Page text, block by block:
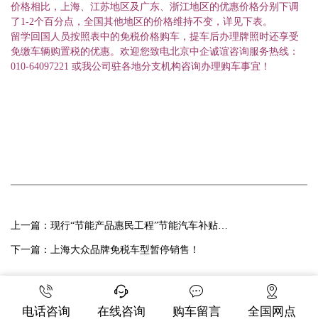
价格相比，上海、江苏地区及广东、浙江地区的优惠价格分别下调
了 1-2个百分点，全国其他地区的价格维持不变，详见下表。
留学回国人员按照表中的免税价格购车，提车后办理牌照时还享受
免缴车辆购置税的优惠。欢迎您致电北京中企诚谊咨询服务热线：
010-64097221 或我公司驻各地分支机构咨询办理购车事宜！
上一篇： 现行“节能产品惠民工程”节能汽车补贴已结束
下一篇： 上海大众品牌免税车型暂停销售！
电话咨询 在线咨询 购车留言 全国网点